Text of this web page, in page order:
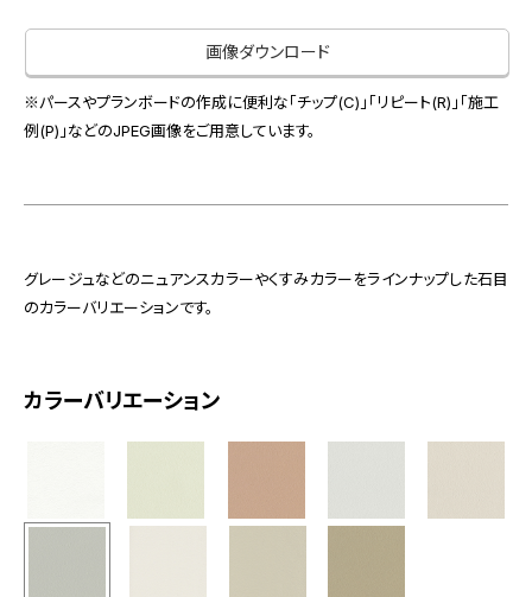
サンプル・カタログ請求／お問い合わせ（ビジネスのお客様）
スペースソリューション事業
オフィスソリューション事業
会社情報
画像ダウンロード
※パースやプランボードの作成に便利な「チップ(C)」「リピート(R)」「施工
例(P)」などのJPEG画像をご用意しています。
グレージュなどのニュアンスカラーやくすみカラーをラインナップした石目
のカラーバリエーションです。
カラーバリエーション